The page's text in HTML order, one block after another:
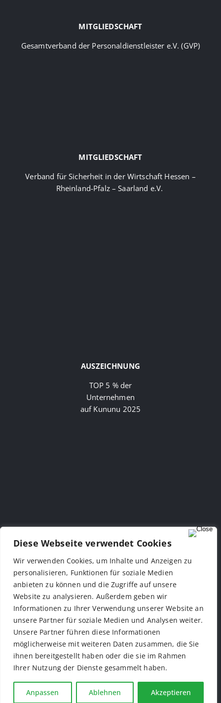
Diese Webseite verwendet Cookies
Wir verwenden Cookies, um Inhalte und Anzeigen zu
personalisieren, Funktionen für soziale Medien
anbieten zu können und die Zugriffe auf unsere
Website zu analysieren. Außerdem geben wir
Informationen zu Ihrer Verwendung unserer Website an
unsere Partner für soziale Medien und Analysen weiter.
Unsere Partner führen diese Informationen
möglicherweise mit weiteren Daten zusammen, die Sie
ihnen bereitgestellt haben oder die sie im Rahmen
Ihrer Nutzung der Dienste gesammelt haben.
Anpassen Ablehnen Akzeptieren
MITGLIEDSCHAFT
Gesamtverband der Personaldienstleister e.V. (GVP)
MITGLIEDSCHAFT
Verband für Sicherheit in der Wirtschaft Hessen –
Rheinland-Pfalz – Saarland e.V.
AUSZEICHNUNG
TOP 5 % der
Unternehmen
auf Kununu 2025
BETRIEBSARZT
Medservio GmbH
Schönhauser Allee 163
10435 Berlin
Tel.: +49 (0)30 509 313 – 080
Web:
medservio.com
Mail:
info@medservio.de
IMPRESSUM|DATENSCHUTZ